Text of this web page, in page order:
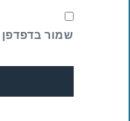
שמור